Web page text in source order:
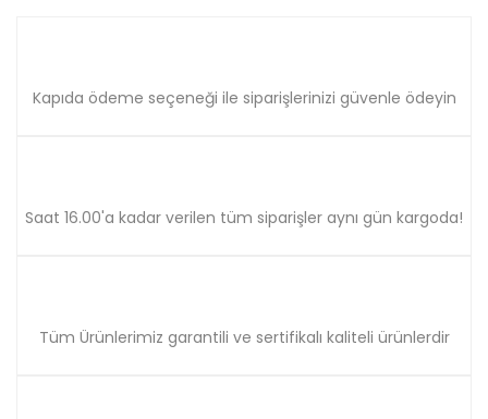
Kapıda ödeme seçeneği ile siparişlerinizi güvenle ödeyin
Saat 16.00'a kadar verilen tüm siparişler aynı gün kargoda!
Tüm Ürünlerimiz garantili ve sertifikalı kaliteli ürünlerdir